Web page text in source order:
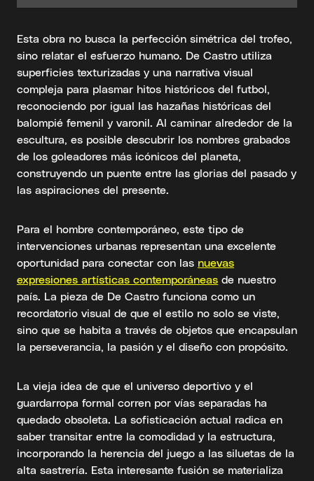
Esta obra no busca la perfección simétrica del trofeo,
sino relatar el esfuerzo humano. De Castro utiliza
superficies texturizadas y una narrativa visual
compleja para plasmar hitos históricos del futbol,
reconociendo por igual las hazañas históricas del
balompié femenil y varonil. Al caminar alrededor de la
escultura, es posible descubrir los nombres grabados
de los goleadores más icónicos del planeta,
construyendo un puente entre las glorias del pasado y
las aspiraciones del presente.
Para el hombre contemporáneo, este tipo de
intervenciones urbanas representan una excelente
oportunidad para conectar con las nuevas
expresiones artísticas contemporáneas de nuestro
país. La pieza de De Castro funciona como un
recordatorio visual de que el estilo no solo se viste,
sino que se habita a través de objetos que encapsulan
la perseverancia, la pasión y el diseño con propósito.
La vieja idea de que el universo deportivo y el
guardarropa formal corren por vías separadas ha
quedado obsoleta. La sofisticación actual radica en
saber transitar entre la comodidad y la estructura,
incorporando la herencia del juego a las siluetas de la
alta sastrería. Esta interesante fusión se materializa